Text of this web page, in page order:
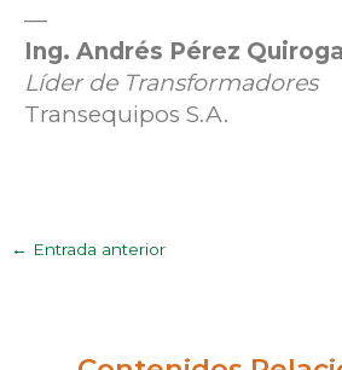
b
o
o
k
d
i
n
b
e
—
Ing. Andrés Pérez Quiroga
Líder de Transformadores
Transequipos S.A.
← Entrada anterior